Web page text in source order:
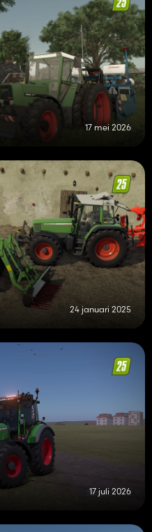
17 mei 2026
24 januari 2025
17 juli 2026